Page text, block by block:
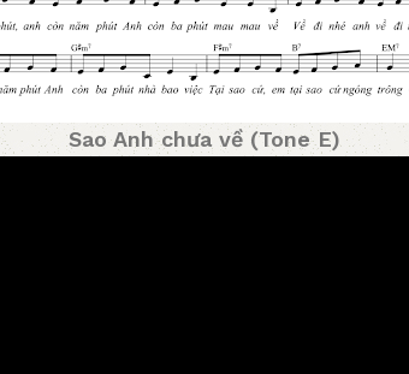
Sao Anh chưa về (Tone E)